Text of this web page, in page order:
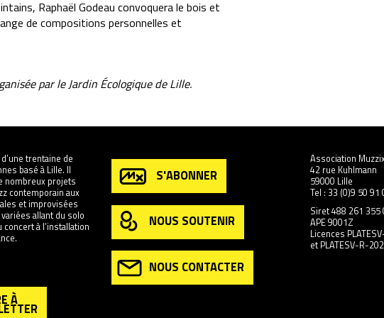
Raphaël Godeau convoquera le bois et
de compositions personnelles et
par le Jardin Écologique de Lille.
trentaine de
basé à Lille. Il
nombreux projets
contemporain aux
et improvisées
allant du solo
à l’installation
À
S'ABONNER
NOUS SOUTENIR
NOUS CONTACTER
Association
42 rue Kuhlmann
59000 Lille
Tel : 33 (0)9 50 91
Siret 488 261 355
APE 9001Z
Licences
et PLATESV-R-